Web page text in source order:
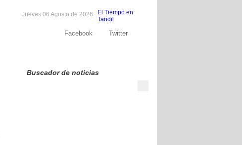
El Tiempo en
Tandil
Jueves 06 Agosto de 2026
Facebook Twitter
Buscador de noticias